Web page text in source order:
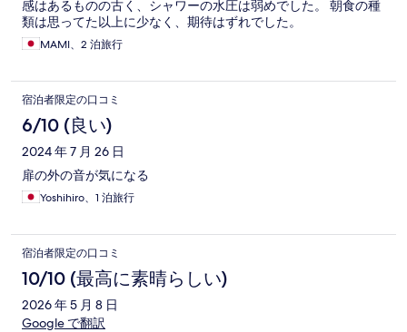
感はあるものの古く、シャワーの水圧は弱めでした。 朝食の種
類は思ってた以上に少なく、期待はずれでした。
MAMI、2 泊旅行
宿泊者限定の口コミ
6/10 (良い)
2024 年 7 月 26 日
扉の外の音が気になる
Yoshihiro、1 泊旅行
宿泊者限定の口コミ
10/10 (最高に素晴らしい)
2026 年 5 月 8 日
Google で翻訳